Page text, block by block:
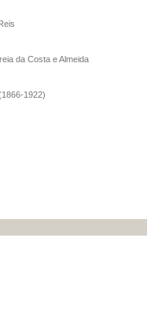
da Costa e Almeida
1922)